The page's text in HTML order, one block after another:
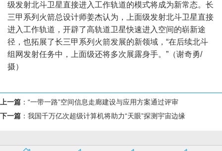
级发射北斗卫星直接进入工作轨道的模式将成为新常态。长
三甲系列火箭总设计师姜杰认为，上面级发射北斗卫星直接
进入工作轨道，开辟了高轨道卫星快速进入空间的崭新途
径，也拓展了长三甲系列火箭发展的新领域，“在后续北斗
组网发射任务中，上面级还将多次展露身手。”（谢奇勇/
摄）
上一篇 ： “一带一路”空间信息走廊建设与应用方案通过评审
下一篇 ： 我国千万亿次超级计算机将助力“天眼”探测宇宙边缘